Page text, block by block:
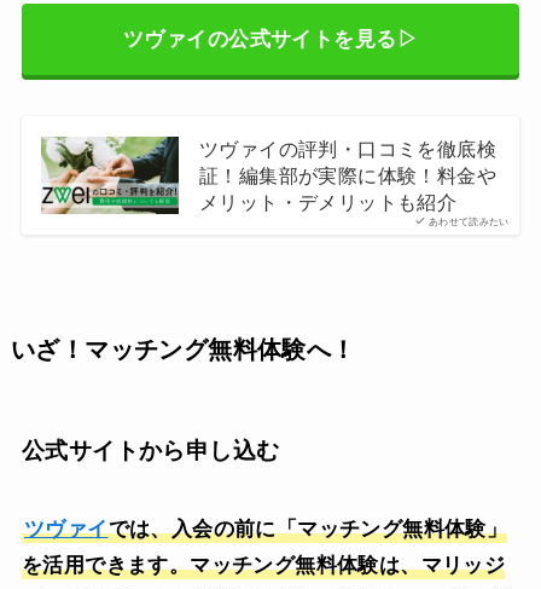
ツヴァイの公式サイトを見る▷
あわせて読みたい
ツヴァイの評判・口コミを徹底検
証！編集部が実際に体験！料金や
メリット・デメリットも紹介
いざ！マッチング無料体験へ！
公式サイトから申し込む
ツヴァイでは、入会の前に「マッチング無料体験」
を活用できます。マッチング無料体験は、マリッジ